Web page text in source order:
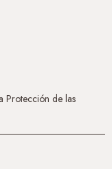
Protección de las